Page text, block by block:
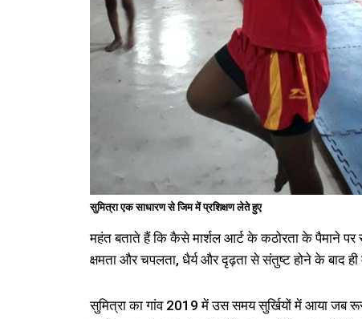
सुमित्रा एक साधारण से जिम में प्रशिक्षण लेते हुए
महंत बताते हैं कि कैसे मार्शल आर्ट के कठोरता के पैमाने
क्षमता और चपलता, धैर्य और दृढ़ता से संतुष्ट होने के बाद
सुमित्रा का गांव 2019 में उस समय सुर्खियों में आया जब